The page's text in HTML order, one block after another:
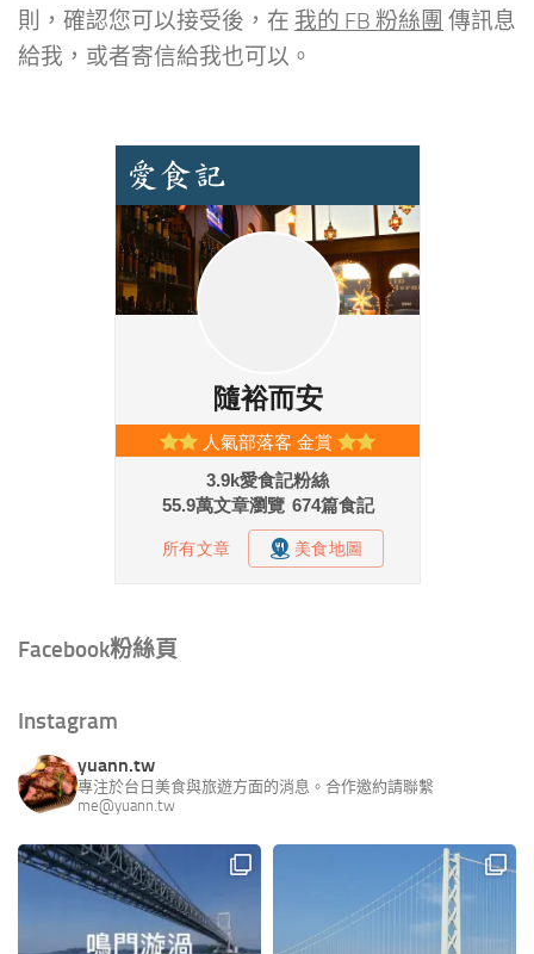
則，確認您可以接受後，在 我的 FB 粉絲團 傳訊息
給我，或者寄信給我也可以。
Facebook粉絲頁
Instagram
yuann.tw
專注於台日美食與旅遊方面的消息。合作邀約請聯繫
me@yuann.tw